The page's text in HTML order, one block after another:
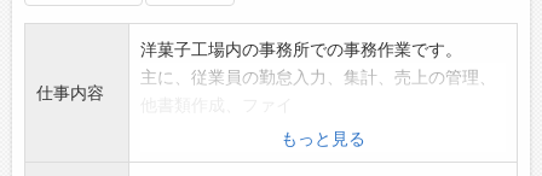
せん。
・慣れ親しんだ地域で、腰を据えて長く働けま
【1日の業務の流れ（一例）】
仕事内容
洋菓子工場内の事務所での事務作業です。
主に、従業員の勤怠入力、集計、売上の管理、
リング、付随業務です。
パソコンは決められたフォーマットに入力しま
もっと見る